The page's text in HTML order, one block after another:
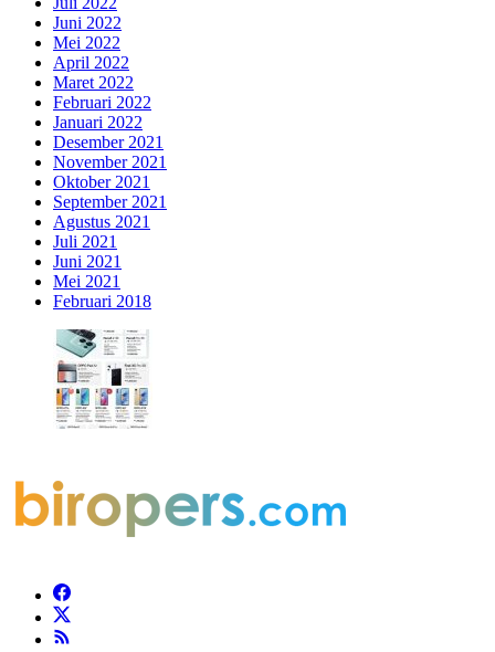
Juni 2022
Mei 2022
April 2022
Maret 2022
Februari 2022
Januari 2022
Desember 2021
November 2021
Oktober 2021
September 2021
Agustus 2021
Juli 2021
Juni 2021
Mei 2021
Februari 2018